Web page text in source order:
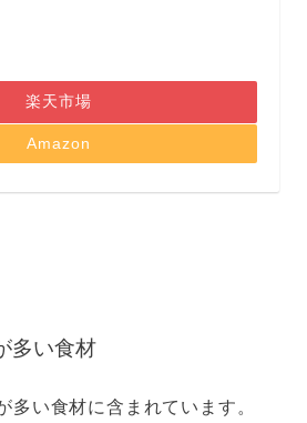
楽天市場
Amazon
多い食材
多い食材に含まれています。